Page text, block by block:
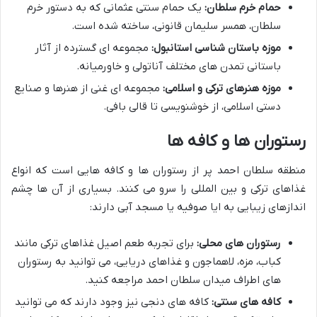
حمام خرم سلطان: یک حمام سنتی عثمانی که به دستور خرم
سلطان، همسر سلیمان قانونی، ساخته شده است.
موزه باستان شناسی استانبول: مجموعه ای گسترده از آثار
باستانی تمدن های مختلف آناتولی و خاورمیانه.
موزه هنرهای ترکی و اسلامی: مجموعه ای غنی از هنرها و صنایع
دستی اسلامی، از خوشنویسی تا قالی بافی.
رستوران ها و کافه ها
منطقه سلطان احمد پر از رستوران ها و کافه هایی است که انواع
غذاهای ترکی و بین المللی را سرو می کنند. بسیاری از آن ها چشم
اندازهای زیبایی به ایا صوفیه یا مسجد آبی دارند:
رستوران های محلی: برای تجربه طعم اصیل غذاهای ترکی مانند
کباب، مزه، لاهماجون و غذاهای دریایی، می توانید به رستوران
های اطراف میدان سلطان احمد مراجعه کنید.
کافه های سنتی: کافه های دنجی نیز وجود دارند که می توانید